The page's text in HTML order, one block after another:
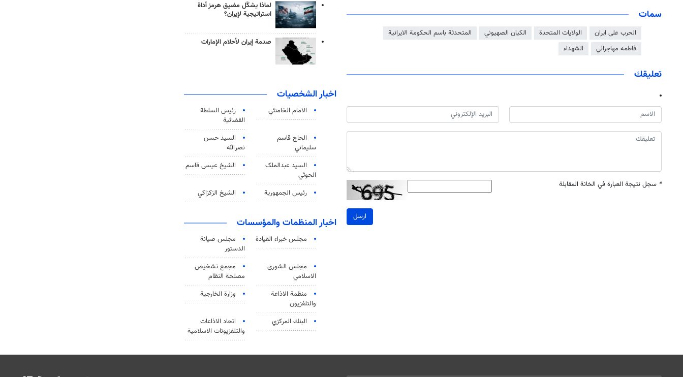
سمات
الحرب على ايران الولايات المتحدة الكيان الصهيوني
المتحدثة باسم الحكومة الايرانية
فاطمه مهاجراني
الشهداء
تعليقك
* سجل نتيجة العبارة في الخانة المقابلة
ارسل
لماذا يشكّل مضيق هرمز أداة
استراتيجية لإيران؟
صدمة إيران لأحلام الإمارات
اخبار الشخصيات
الامام الخامنئي
رئیس السلطة
القضائیة
الحاج قاسم
سليماني
السيد حسن
نصرالله
السید عبدالملک
الحوثي
الشيخ عيسى قاسم
رئيس الجمهورية الشيخ الزكزاكي
اخبار المنظمات والمؤسسات
مجلس خبراء القيادة
مجلس صيانة
الدستور
مجلس الشورى
الاسلامي
مجمع تشخيص
مصلحة النظام
منظمة الاذاعة
والتلفزیون
وزارة الخارجية
البنك المركزي
اتحاد الاذاعات
والتلفزيونات الاسلامية